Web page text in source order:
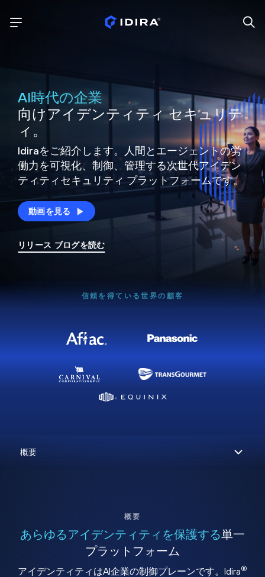
AI時代の企業
向けアイデンティティ セキュリテ
ィ。
Idiraをご紹介します。人間とエージェントの労
働力を可視化、制御、 管理する次世代アイデン
ティティセキュリティ プラットフォームです。
動画を見る
リリース ブログを読む
信頼を得ている世界の顧客
概要
あらゆるアイデンティティを保護する単一
プラットフォーム
アイデンティティはAI企業の制御プレーンです。Idira®